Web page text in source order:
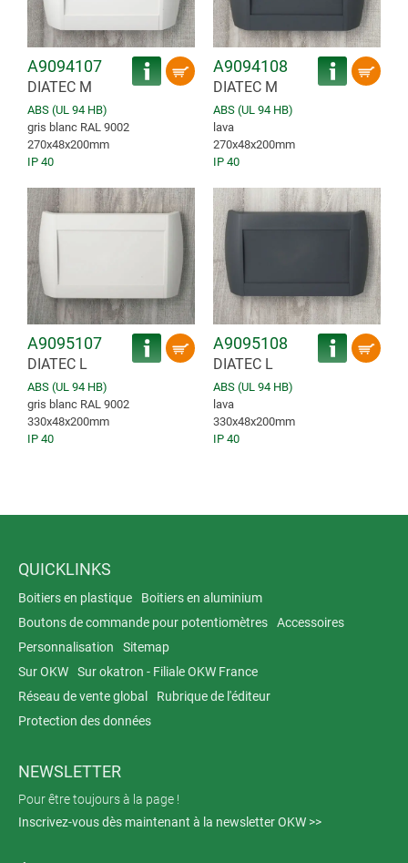
A9094107
DIATEC M
ABS (UL 94 HB)
gris blanc RAL 9002
270x48x200mm
IP 40
A9094108
DIATEC M
ABS (UL 94 HB)
lava
270x48x200mm
IP 40
A9095107
DIATEC L
ABS (UL 94 HB)
gris blanc RAL 9002
330x48x200mm
IP 40
A9095108
DIATEC L
ABS (UL 94 HB)
lava
330x48x200mm
IP 40
QUICKLINKS
Boitiers en plastique
Boitiers en aluminium
Boutons de commande pour potentiomètres
Accessoires
Personnalisation
Sitemap
Sur OKW
Sur okatron - Filiale OKW France
Réseau de vente global
Rubrique de l'éditeur
Protection des données
NEWSLETTER
Pour être toujours à la page !
Inscrivez-vous dès maintenant à la newsletter OKW >>